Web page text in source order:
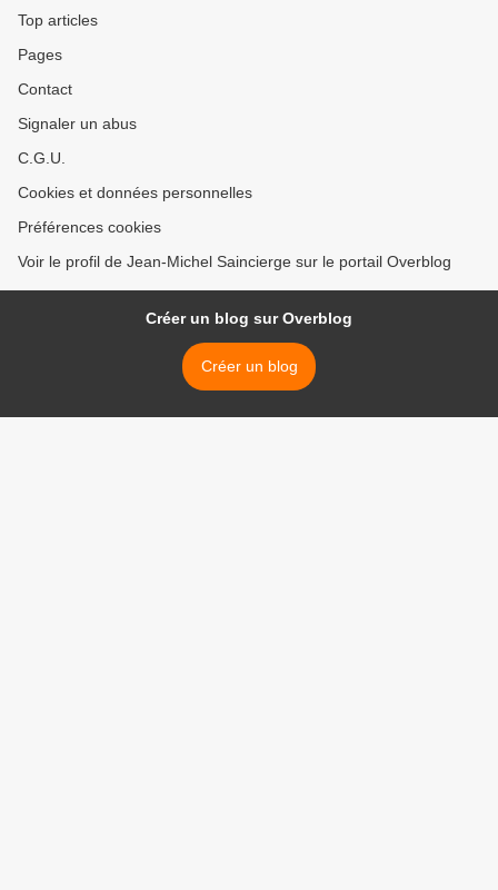
Top articles
Pages
Contact
Signaler un abus
C.G.U.
Cookies et données personnelles
Préférences cookies
Voir le profil de Jean-Michel Saincierge sur le portail Overblog
Créer un blog sur Overblog
Créer un blog